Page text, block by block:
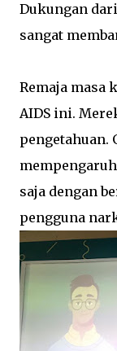
Dukungan
sangat
Remaja masa
AIDS ini.
pengetahuan.
saja dengan
pengguna